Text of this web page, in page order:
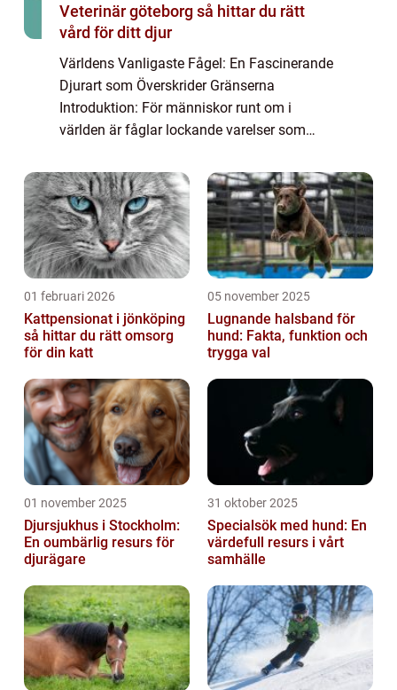
Veterinär göteborg så hittar du rätt
vård för ditt djur
Världens Vanligaste Fågel: En Fascinerande
Djurart som Överskrider Gränserna
Introduktion: För människor runt om i
världen är fåglar lockande varelser som
deras varierande utseenden och sångar. I
den här artik...
01 februari 2026
Kattpensionat i jönköping
så hittar du rätt omsorg
för din katt
05 november 2025
Lugnande halsband för
hund: Fakta, funktion och
trygga val
01 november 2025
Djursjukhus i Stockholm:
En oumbärlig resurs för
djurägare
31 oktober 2025
Specialsök med hund: En
värdefull resurs i vårt
samhälle